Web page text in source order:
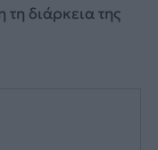
τη διάρκεια της